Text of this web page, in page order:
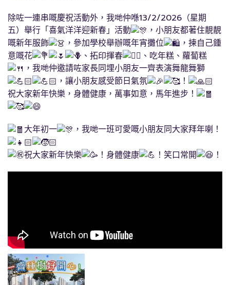
除咗一連串嘅慶祝活動外，我哋仲喺13/2/2026（星期
五）舉行「喜氣洋洋迎新春」活動
，小朋友都著住靚靚
嘅新年服飾
，參加學校舉辦嘅年宵攤位
，揀自己鍾
意嘅花
、拓印揮春
、吃年糕、蘿蔔糕
，我哋仲邀請咗家長同埋小朋友一齊表演舞龍舞獅
，讓小朋友感受節日氣氛
！
祝大家新年快樂，身體健康，萬事如意，馬年進步！
大年初一 ，我哋一班可愛嘅小朋友同大家拜年喇！
祝大家新年快樂 ！身體健康 ！笑口常開 ！